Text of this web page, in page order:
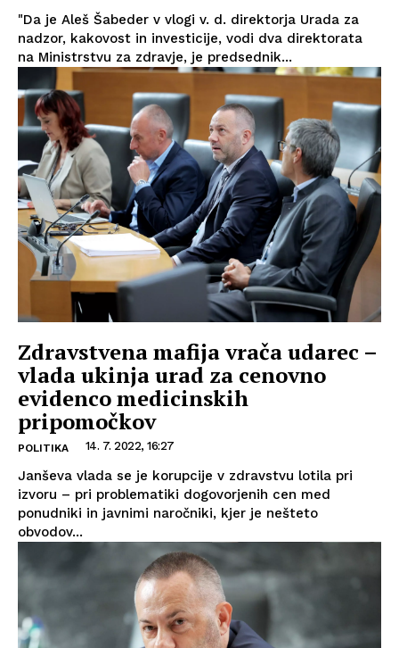
"Da je Aleš Šabeder v vlogi v. d. direktorja Urada za
nadzor, kakovost in investicije, vodi dva direktorata
na Ministrstvu za zdravje, je predsednik...
Zdravstvena mafija vrača udarec –
vlada ukinja urad za cenovno
evidenco medicinskih
pripomočkov
POLITIKA 14. 7. 2022, 16:27
Janševa vlada se je korupcije v zdravstvu lotila pri
izvoru – pri problematiki dogovorjenih cen med
ponudniki in javnimi naročniki, kjer je nešteto
obvodov...